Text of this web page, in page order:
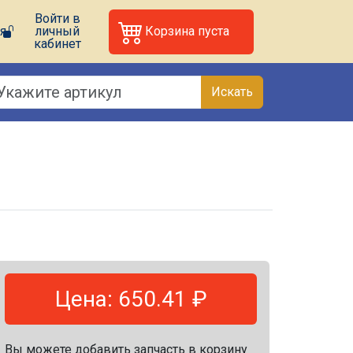
Войти в
личный
кабинет
Корзина пуста
Искать
Цена: 650.41 ₽
Вы можете добавить запчасть в корзину